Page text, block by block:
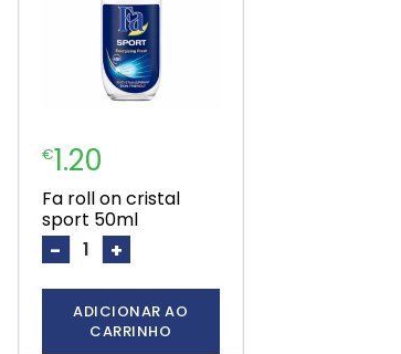
€1.20
fa roll on cristal
sport 50ml
- +
ADICIONAR AO
CARRINHO